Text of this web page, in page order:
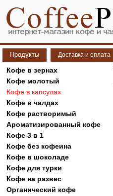
Продукты Доставка и оплата
Кофе в зернах
Кофе молотый
Кофе в капсулах
Кофе в чалдах
Кофе растворимый
Ароматизированный кофе
Кофе 3 в 1
Кофе без кофеина
Кофе в шоколаде
Кофе для турки
Кофе на развес
Органический кофе